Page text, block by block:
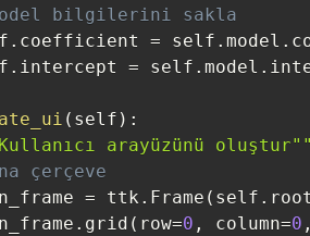
bilgilerini sakla
. coefficient = self . model .
. intercept = self . model .
( self ) :
arayüzünü
çerçeve
= ttk . Frame ( self .
. grid ( row=0 , column=0